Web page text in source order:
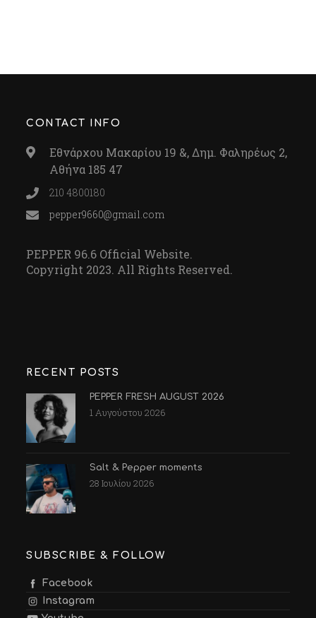
CONTACT INFO
Εθνάρχου Μακαρίου 19 &, Δημ. Φαληρέως 2,
Αθήνα 185 47
210 4800180
pepper9660@gmail.com
PEPPER 96.6 Official Website.
Copyright 2023. All Rights Reserved.
RECENT POSTS
PEPPER FRESH AUGUST 2026
1 Αυγούστου 2026
Salt & Pepper moments
28 Ιουλίου 2026
SUBSCRIBE & FOLLOW
Facebook
Instagram